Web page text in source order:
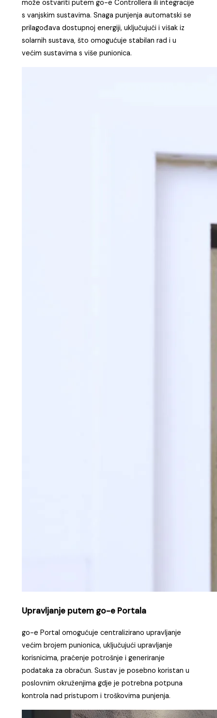
može ostvariti putem go-e Controllera ili integracije
s vanjskim sustavima. Snaga punjenja automatski se
prilagođava dostupnoj energiji, uključujući i višak iz
solarnih sustava, što omogućuje stabilan rad i u
većim sustavima s više punionica.
Upravljanje putem go-e Portala
go-e Portal omogućuje centralizirano upravljanje
većim brojem punionica, uključujući upravljanje
korisnicima, praćenje potrošnje i generiranje
podataka za obračun. Sustav je posebno koristan u
poslovnim okruženjima gdje je potrebna potpuna
kontrola nad pristupom i troškovima punjenja.